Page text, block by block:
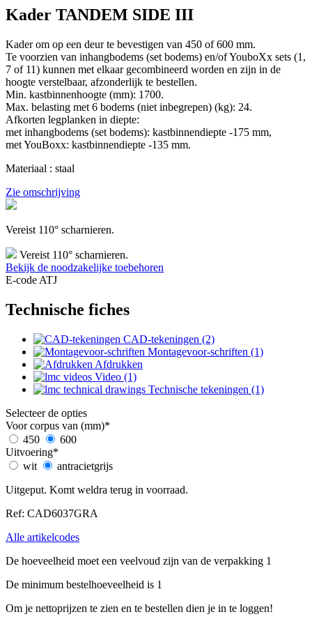
Kader TANDEM SIDE III
Kader om op een deur te bevestigen van 450 of 600 mm.
Te voorzien van inhangbodems (set bodems) en/of YouboXx sets (1,
7 of 11) kunnen met elkaar gecombineerd worden en zijn in de
hoogte verstelbaar, afzonderlijk te bestellen.
Min. kastbinnenhoogte (mm): 1700.
Max. belasting met 6 bodems (niet inbegrepen) (kg): 24.
Afkorten legplanken in diepte:
met inhangbodems (set bodems): kastbinnendiepte -175 mm,
met YouBoxx: kastbinnendiepte -135 mm.
Materiaal : staal
Zie omschrijving
Vereist 110° scharnieren.
Vereist 110° scharnieren.
Bekijk de noodzakelijke toebehoren
E-code ATJ
Technische fiches
CAD-tekeningen (2)
Montagevoor-schriften (1)
Afdrukken
Video (1)
Technische tekeningen (1)
Selecteer de opties
Voor corpus van (mm)*
450
600
Uitvoering*
wit
antracietgrijs
Uitgeput. Komt weldra terug in voorraad.
Ref: CAD6037GRA
Alle artikelcodes
De hoeveelheid moet een veelvoud zijn van de verpakking 1
De minimum bestelhoeveelheid is 1
Om je nettoprijzen te zien en te bestellen dien je in te loggen!